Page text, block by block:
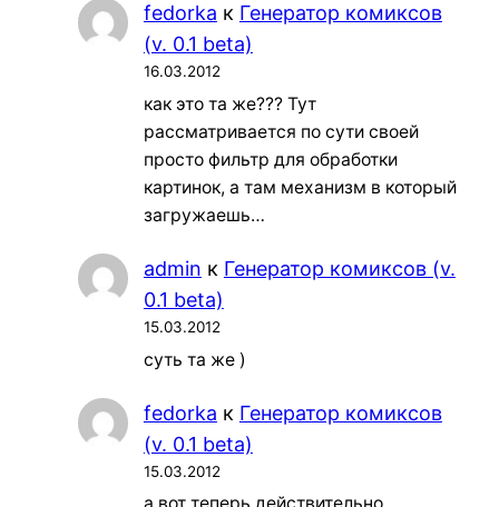
fedorka к Генератор комиксов
(v. 0.1 beta)
16.03.2012
как это та же??? Тут
рассматривается по сути своей
просто фильтр для обработки
картинок, а там механизм в который
загружаешь…
admin к Генератор комиксов (v.
0.1 beta)
15.03.2012
суть та же )
fedorka к Генератор комиксов
(v. 0.1 beta)
15.03.2012